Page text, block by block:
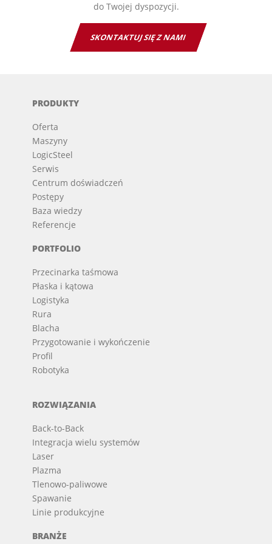
do Twojej dyspozycji.
SKONTAKTUJ SIĘ Z NAMI
PRODUKTY
Oferta
Maszyny
LogicSteel
Serwis
Centrum doświadczeń
Postępy
Baza wiedzy
Referencje
PORTFOLIO
Przecinarka taśmowa
Płaska i kątowa
Logistyka
Rura
Blacha
Przygotowanie i wykończenie
Profil
Robotyka
ROZWIĄZANIA
Back-to-Back
Integracja wielu systemów
Laser
Plazma
Tlenowo-paliwowe
Spawanie
Linie produkcyjne
BRANŻE